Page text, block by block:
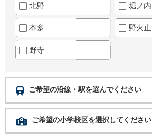
北野 堀ノ内
本多 野火止
野寺
ご希望の沿線・駅を選んでください
ご希望の小学校区を選択してください